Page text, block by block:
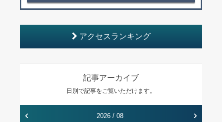
アクセスランキング
記事アーカイブ
日別で記事をご覧いただけます。
‹ 2026 / 08 ›